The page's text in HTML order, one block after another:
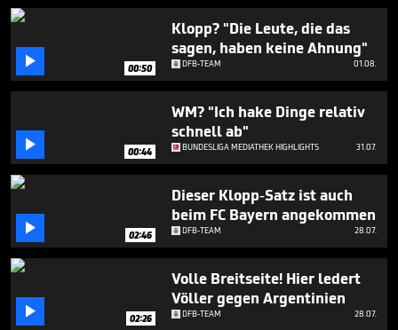
37
seconds
 00:50
Klopp? "Die Leute, die das
sagen, haben keine Ahnung"
DFB-TEAM 01.08.
 00:44
WM? "Ich hake Dinge relativ
schnell ab"
BUNDESLIGA MEDIATHEK HIGHLIGHTS 31.07.
 02:46
Dieser Klopp-Satz ist auch
beim FC Bayern angekommen
DFB-TEAM 28.07.
 02:26
Volle Breitseite! Hier ledert
Völler gegen Argentinien
DFB-TEAM 28.07.